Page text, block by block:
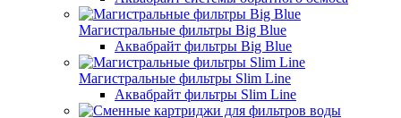
Магистральные фильтры Big Blue
Аквабрайт фильтры Big Blue
Магистральные фильтры Slim Line
Аквабрайт фильтры Slim Line